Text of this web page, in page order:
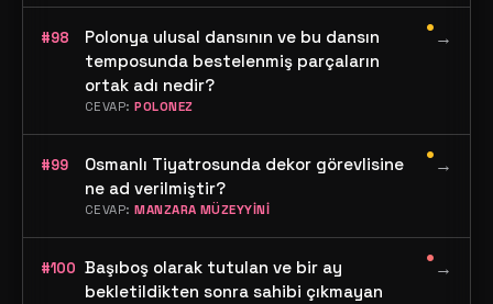
#98
Polonya ulusal dansının ve bu dansın
temposunda bestelenmiş parçaların
ortak adı nedir?
CEVAP:POLONEZ
•→
#99
Osmanlı Tiyatrosunda dekor görevlisine
ne ad verilmiştir?
CEVAP:MANZARA MÜZEYYİNİ
•→
#100 Başıboş olarak tutulan ve bir ay
bekletildikten sonra sahibi çıkmayan
•→